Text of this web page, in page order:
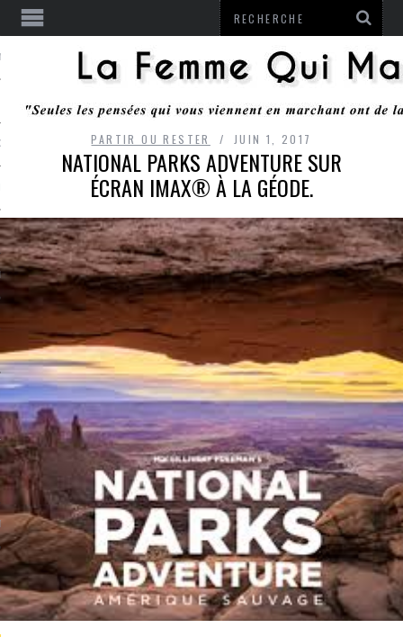
RESTER
MONROZIER
ARCACHON
LA PHOTO
PARTIR OU RESTER JUIN 1, 2017
NATIONAL PARKS ADVENTURE SUR
ÉCRAN IMAX® À LA GÉODE.